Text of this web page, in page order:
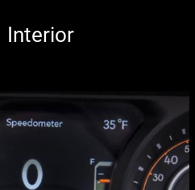
Interior